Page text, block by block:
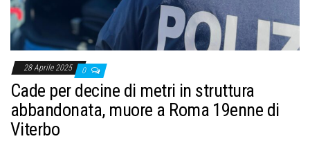
28 Aprile 2025 0
Cade per decine di metri in struttura
abbandonata, muore a Roma 19enne di
Viterbo